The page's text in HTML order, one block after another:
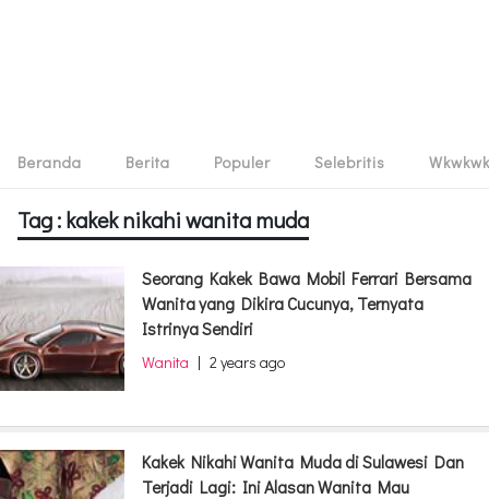
Beranda Berita Populer Selebritis Wkwkwk
Tag : kakek nikahi wanita muda
Seorang Kakek Bawa Mobil Ferrari Bersama
Wanita yang Dikira Cucunya, Ternyata
Istrinya Sendiri
Wanita | 2 years ago
Kakek Nikahi Wanita Muda di Sulawesi Dan
Terjadi Lagi: Ini Alasan Wanita Mau